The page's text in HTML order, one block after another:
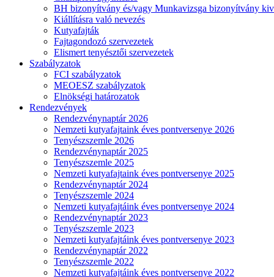
BH bizonyítvány és/vagy Munkavizsga bizonyítvány
Kiállításra való nevezés
Kutyafajták
Fajtagondozó szervezetek
Elismert tenyésztői szervezetek
Szabályzatok
FCI szabályzatok
MEOESZ szabályzatok
Elnökségi határozatok
Rendezvények
Rendezvénynaptár 2026
Nemzeti kutyafajtaink éves pontversenye 2026
Tenyészszemle 2026
Rendezvénynaptár 2025
Tenyészszemle 2025
Nemzeti kutyafajtaink éves pontversenye 2025
Rendezvénynaptár 2024
Tenyészszemle 2024
Nemzeti kutyafajtáink éves pontversenye 2024
Rendezvénynaptár 2023
Tenyészszemle 2023
Nemzeti kutyafajtáink éves pontversenye 2023
Rendezvénynaptár 2022
Tenyészszemle 2022
Nemzeti kutyafajtáink éves pontversenye 2022